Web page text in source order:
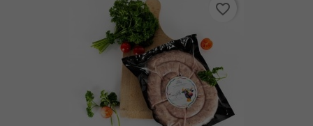
favorite_border